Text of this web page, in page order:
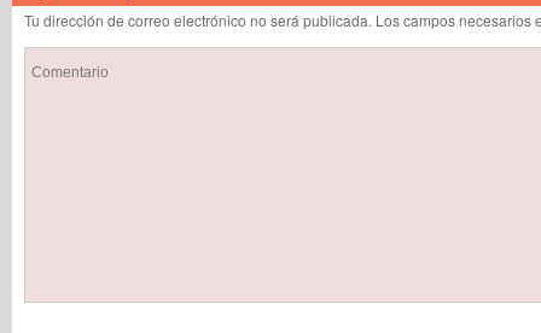
Tu dirección de correo electrónico no será publicada. Los campos necesarios